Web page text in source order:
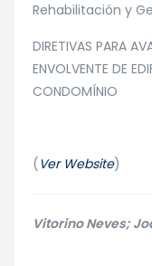
Rehabilitación y
​DIRETIVAS PARA
ENVOLVENTE DE
CONDOMÍNIO
( Ver Website)
Vitorino Neves;